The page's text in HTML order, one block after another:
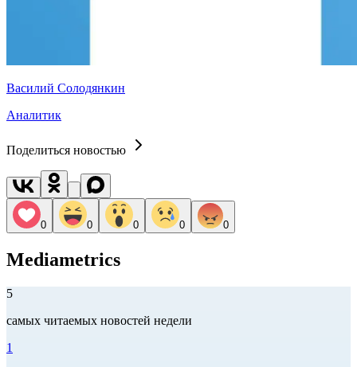
Василий Солодянкин
Аналитик
Поделиться новостью
0 0 0 0 0
Mediametrics
5
самых читаемых новостей недели
1